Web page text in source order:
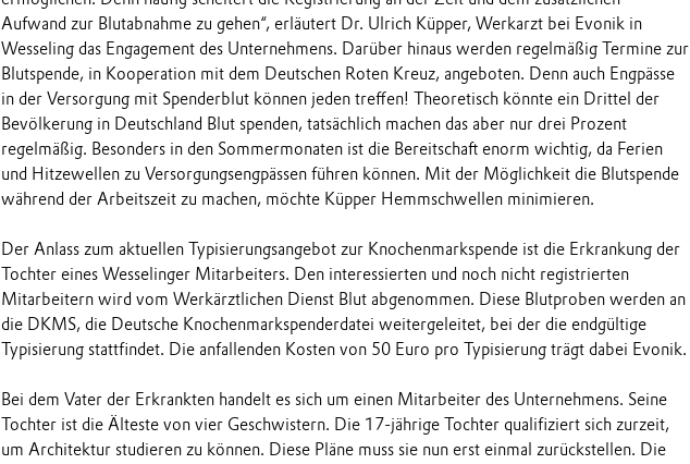
Aufwand zur Blutabnahme zu gehen“, erläutert Dr. Ulrich Küpper, Werkarzt bei Evonik in
Wesseling das Engagement des Unternehmens. Darüber hinaus werden regelmäßig Termine zur
Blutspende, in Kooperation mit dem Deutschen Roten Kreuz, angeboten. Denn auch Engpässe
in der Versorgung mit Spenderblut können jeden treffen! Theoretisch könnte ein Drittel der
Bevölkerung in Deutschland Blut spenden, tatsächlich machen das aber nur drei Prozent
regelmäßig. Besonders in den Sommermonaten ist die Bereitschaft enorm wichtig, da Ferien
und Hitzewellen zu Versorgungsengpässen führen können. Mit der Möglichkeit die Blutspende
während der Arbeitszeit zu machen, möchte Küpper Hemmschwellen minimieren.
Der Anlass zum aktuellen Typisierungsangebot zur Knochenmarkspende ist die Erkrankung der
Tochter eines Wesselinger Mitarbeiters. Den interessierten und noch nicht registrierten
Mitarbeitern wird vom Werkärztlichen Dienst Blut abgenommen. Diese Blutproben werden an
die DKMS, die Deutsche Knochenmarkspenderdatei weitergeleitet, bei der die endgültige
Typisierung stattfindet. Die anfallenden Kosten von 50 Euro pro Typisierung trägt dabei Evonik.
Bei dem Vater der Erkrankten handelt es sich um einen Mitarbeiter des Unternehmens. Seine
Tochter ist die Älteste von vier Geschwistern. Die 17-jährige Tochter qualifiziert sich zurzeit,
um Architektur studieren zu können. Diese Pläne muss sie nun erst einmal zurückstellen. Die